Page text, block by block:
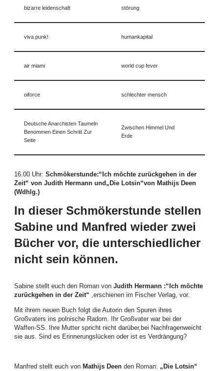
bizarre leidenschaft störung
viva punk! humankapital
air miami world cup fever
oiforce schlechter mensch
Deutsche Anarchisten Taumeln
Benommen Einen Schritt Zur
Seite
Zwischen Himmel Und
Erde
16.00 Uhr: Schmökerstunde:“Ich möchte zurückgehen in der
Zeit“ von Judith Hermann und„Die Lotsin“von Mathijs Deen
(Wdhlg.)
In dieser Schmökerstunde stellen
Sabine und Manfred wieder zwei
Bücher vor, die unterschiedlicher
nicht sein können.
Sabine stellt euch den Roman von Judith Hermann :“Ich möchte
zurückgehen in der Zeit“ ,erschienen im Fischer Verlag, vor.
Mit ihrem neuen Buch folgt die Autorin den Spuren ihres
Großvaters ins polnische Radom. Ihr Großvater war bei der
Waffen-SS. Ihre Mutter spricht nicht darüber,bei Nachfragenweicht
sie aus. Sind es Erinnerungslücken oder ist es Verdrängung?
Manfred stellt euch von Mathijs Deen den Roman: „Die Lotsin“